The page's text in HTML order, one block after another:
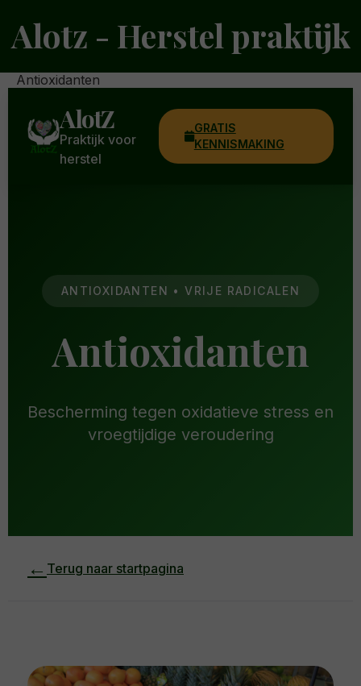
naar
deAlotz - Herstel praktijk
Antioxidanten
AlotZ
Praktijk voor
herstel
GRATIS
KENNISMAKING
ANTIOXIDANTEN • VRIJE RADICALEN
Antioxidanten
Bescherming tegen oxidatieve stress en
vroegtijdige veroudering
← Terug naar startpagina